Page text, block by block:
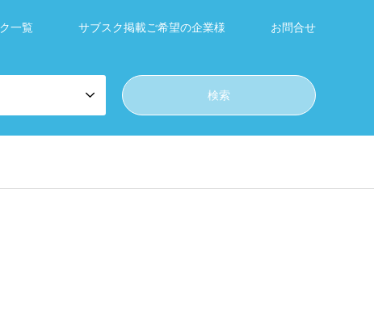
一覧 サブスク掲載ご希望の企業様 お問合せ